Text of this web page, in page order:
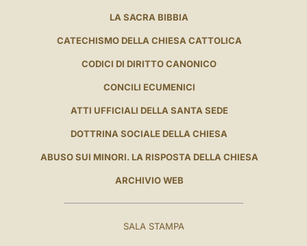
LA SACRA BIBBIA
CATECHISMO DELLA CHIESA CATTOLICA
CODICI DI DIRITTO CANONICO
CONCILI ECUMENICI
ATTI UFFICIALI DELLA SANTA SEDE
DOTTRINA SOCIALE DELLA CHIESA
ABUSO SUI MINORI. LA RISPOSTA DELLA CHIESA
ARCHIVIO WEB
SALA STAMPA